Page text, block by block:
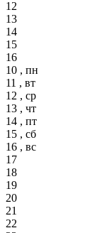
12
13
14
15
16
10 , пн
11 , вт
12 , ср
13 , чт
14 , пт
15 , сб
16 , вс
17
18
19
20
21
22